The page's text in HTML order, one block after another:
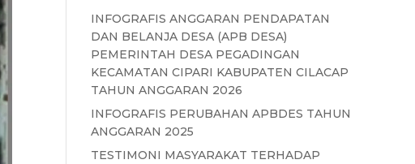
INFOGRAFIS ANGGARAN PENDAPATAN
DAN BELANJA DESA (APB DESA)
PEMERINTAH DESA PEGADINGAN
KECAMATAN CIPARI KABUPATEN CILACAP
TAHUN ANGGARAN 2026
INFOGRAFIS PERUBAHAN APBDES TAHUN
ANGGARAN 2025
TESTIMONI MASYARAKAT TERHADAP